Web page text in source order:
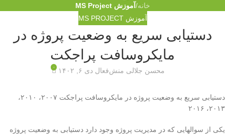
خانه/ آموزش MS Project
آموزش MS PROJECT
دستیابی سریع به وضعیت پروژه در
مایکروسافت پراجکت
محسن جلالی منشفعال دی ۶, ۱۴۰۲ ۰
دستیابی سریع به وضعیت پروژه در مایکروسافت پراجکت ۲۰۰۷، ۲۰۱۰،
۲۰۱۳، ۲۰۱۶
یکی از سوالهایی که در مدیریت پروژه وجود دارد دستیابی به وضعیت پروژه